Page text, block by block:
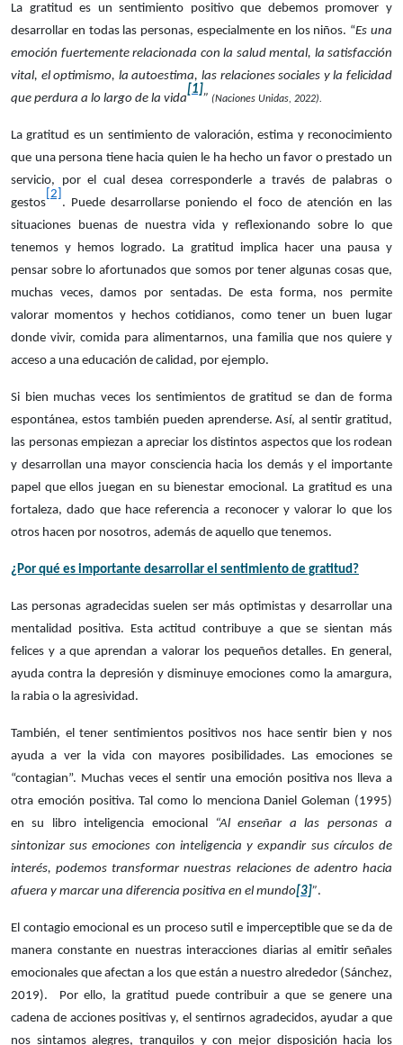
La gratitud es un sentimiento positivo que debemos promover y
desarrollar en todas las personas, especialmente en los niños. “Es una
emoción fuertemente relacionada con la salud mental, la satisfacción
vital, el optimismo, la autoestima, las relaciones sociales y la felicidad
que perdura a lo largo de la vida
[1]
” (Naciones Unidas, 2022).
La gratitud es un sentimiento de valoración, estima y reconocimiento
que una persona tiene hacia quien le ha hecho un favor o prestado un
servicio, por el cual desea corresponderle a través de palabras o
gestos
[2]
. Puede desarrollarse poniendo el foco de atención en las
situaciones buenas de nuestra vida y reflexionando sobre lo que
tenemos y hemos logrado. La gratitud implica hacer una pausa y
pensar sobre lo afortunados que somos por tener algunas cosas que,
muchas veces, damos por sentadas. De esta forma, nos permite
valorar momentos y hechos cotidianos, como tener un buen lugar
donde vivir, comida para alimentarnos, una familia que nos quiere y
acceso a una educación de calidad, por ejemplo.
Si bien muchas veces los sentimientos de gratitud se dan de forma
espontánea, estos también pueden aprenderse. Así, al sentir gratitud,
las personas empiezan a apreciar los distintos aspectos que los rodean
y desarrollan una mayor consciencia hacia los demás y el importante
papel que ellos juegan en su bienestar emocional. La gratitud es una
fortaleza, dado que hace referencia a reconocer y valorar lo que los
otros hacen por nosotros, además de aquello que tenemos.
¿Por qué es importante desarrollar el sentimiento de gratitud?
Las personas agradecidas suelen ser más optimistas y desarrollar una
mentalidad positiva. Esta actitud contribuye a que se sientan más
felices y a que aprendan a valorar los pequeños detalles. En general,
ayuda contra la depresión y disminuye emociones como la amargura,
la rabia o la agresividad.
También, el tener sentimientos positivos nos hace sentir bien y nos
ayuda a ver la vida con mayores posibilidades. Las emociones se
“contagian”. Muchas veces el sentir una emoción positiva nos lleva a
otra emoción positiva. Tal como lo menciona Daniel Goleman (1995)
en su libro inteligencia emocional
“Al enseñar a las personas a
sintonizar sus emociones con inteligencia y expandir sus círculos de
interés, podemos transformar nuestras relaciones de adentro hacia
afuera y marcar una diferencia positiva en el mundo[3]”.
El contagio emocional es un proceso sutil e imperceptible que se da de
manera constante en nuestras interacciones diarias al emitir señales
emocionales que afectan a los que están a nuestro alrededor (Sánchez,
2019). Por ello, la gratitud puede contribuir a que se genere una
cadena de acciones positivas y, el sentirnos agradecidos, ayudar a que
nos sintamos alegres, tranquilos y con mejor disposición hacia los